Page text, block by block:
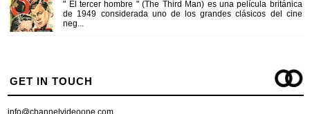
" El tercer hombre " (The Third Man) es una película británica
de 1949 considerada uno de los grandes clásicos del cine
neg...
GET IN TOUCH
info@channelvideoone.com